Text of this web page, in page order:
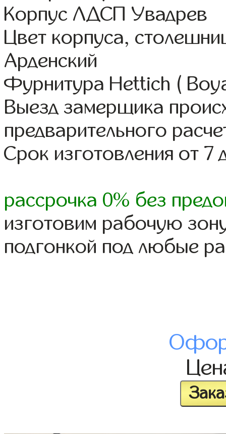
Корпус ЛДСП Увадрев
Цвет корпуса,
Арденский
Фурнитура Hettich (
Выезд замерщика
предварительного
Срок изготовления от 7
рассрочка 0% без
изготовим рабочую
подгонкой под любые